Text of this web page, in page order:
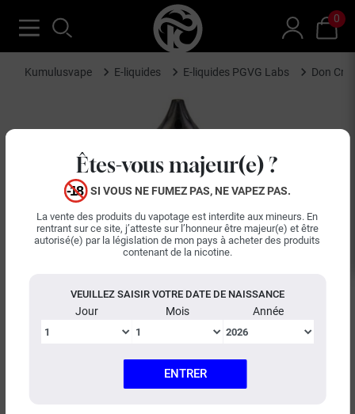
Êtes-vous majeur(e) ?
SI VOUS NE FUMEZ PAS, NE VAPEZ PAS.
La vente des produits du vapotage est interdite aux mineurs. En
rentrant sur ce site, j’atteste sur l’honneur être majeur(e) et être
autorisé(e) par la législation de mon pays à acheter des produits
contenant de la nicotine.
VEUILLEZ SAISIR VOTRE DATE DE NAISSANCE
Jour Mois Année
ENTRER
0
Kumulusvape E-liquides E-liquides PGVG Labs Don